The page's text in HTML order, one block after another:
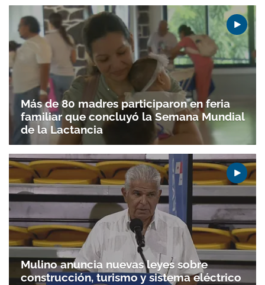
Más de 80 madres participaron en feria
familiar que concluyó la Semana Mundial
de la Lactancia
Mulino anuncia nuevas leyes sobre
construcción, turismo y sistema eléctrico